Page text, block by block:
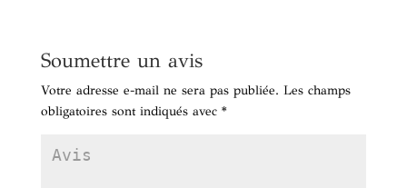
Soumettre un avis
Votre adresse e-mail ne sera pas publiée. Les champs
obligatoires sont indiqués avec *